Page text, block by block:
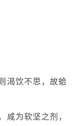
渴饮不思，故蛤
咸为软坚之剂，